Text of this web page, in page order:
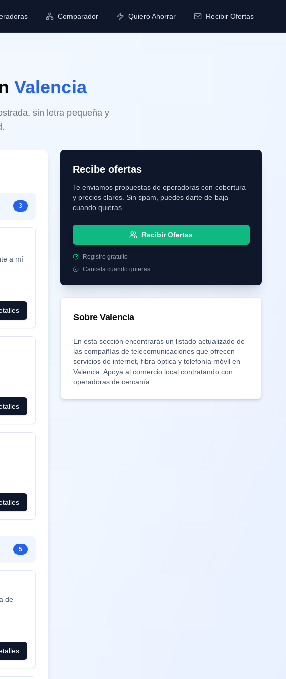
Comparador Quiero Ahorrar Recibir Ofertas
Valencia
sin letra pequeña y
3
a mí
5
de
Recibe ofertas
Te enviamos propuestas de operadoras con cobertura
y precios claros. Sin spam, puedes darte de baja
cuando quieras.
Recibir Ofertas
Registro gratuito
Cancela cuando quieras
SobreValencia
En esta sección encontrarás un listado actualizado de
las compañías de telecomunicaciones que ofrecen
servicios de internet, fibra óptica y telefonía móvil en
Valencia . Apoya al comercio local contratando con
operadoras de cercanía.